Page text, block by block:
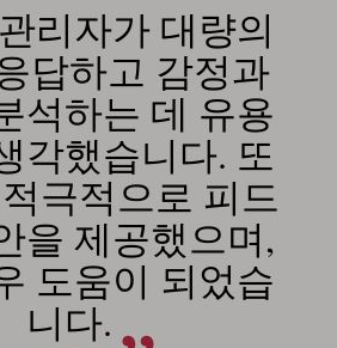
리자가 대량의
답하고 감정과
석하는 데 유용
각했습니다. 또
극적으로 피드
을 제공했으며,
도움이 되었습
니다.